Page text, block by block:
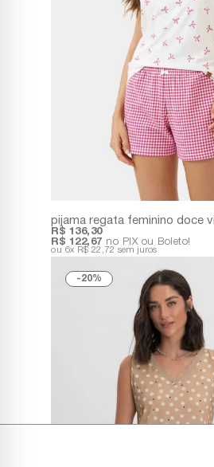
R$ 122,67 no PIX ou Boleto!
R$ 136,30
6x R$ 22,72 sem juros
20%